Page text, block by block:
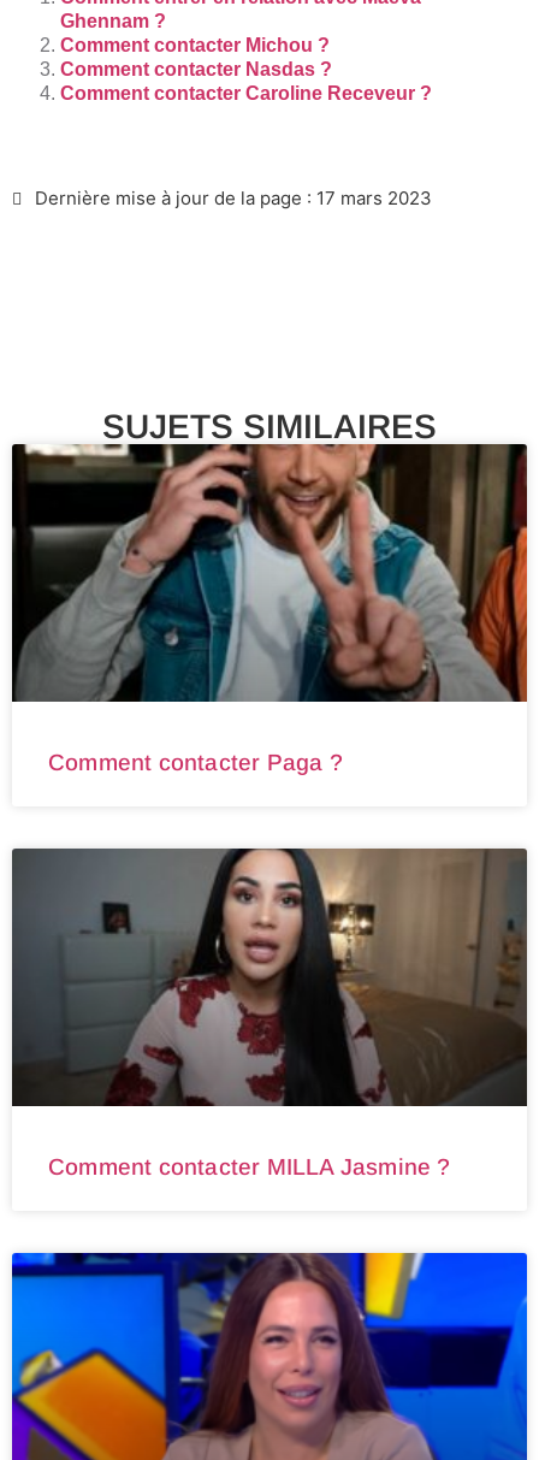
Ghennam ?
Comment contacter Michou ?
Comment contacter Nasdas ?
Comment contacter Caroline Receveur ?
Dernière mise à jour de la page : 17 mars 2023
SUJETS SIMILAIRES
Comment contacter Paga ?
Comment contacter MILLA Jasmine ?